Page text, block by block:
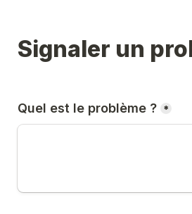
Signaler un
Quel est le problème ? *